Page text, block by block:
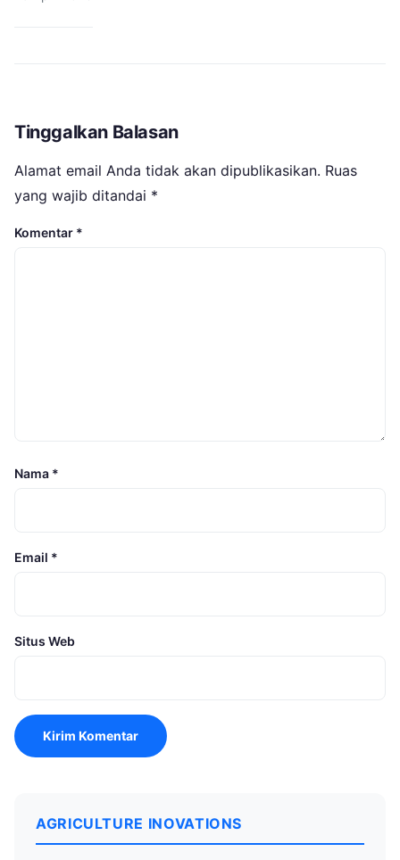
Tinggalkan Balasan
Alamat email Anda tidak akan dipublikasikan. Ruas
yang wajib ditandai *
Komentar *
Nama *
Email *
Situs Web
AGRICULTURE INOVATIONS